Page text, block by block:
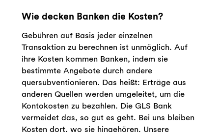
Wie decken Banken die Kosten?
Gebühren auf Basis jeder einzelnen
Transaktion zu berechnen ist unmöglich. Auf
ihre Kosten kommen Banken, indem sie
bestimmte Angebote durch andere
quersubventionieren. Das heißt: Erträge aus
anderen Quellen werden umgeleitet, um die
Kontokosten zu bezahlen. Die GLS Bank
vermeidet das, so gut es geht. Bei uns bleiben
Kosten dort, wo sie hingehören. Unsere